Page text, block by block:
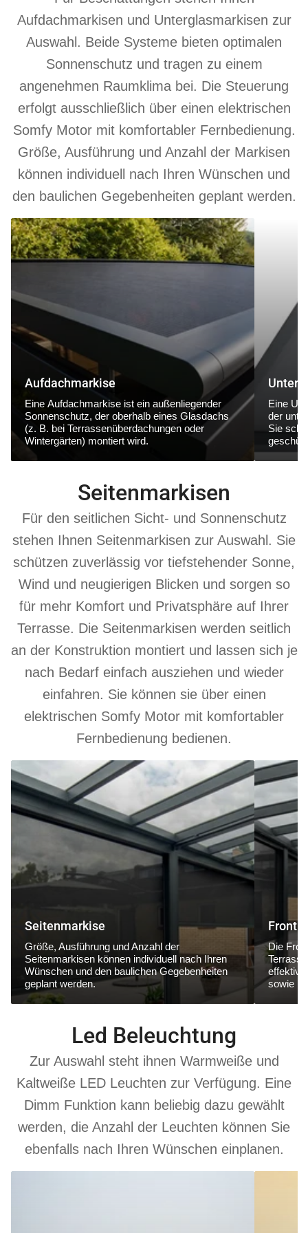
Aufdachmarkisen und Unterglasmarkisen zur
Auswahl. Beide Systeme bieten optimalen
Sonnenschutz und tragen zu einem
angenehmen Raumklima bei. Die Steuerung
erfolgt ausschließlich über einen elektrischen
Somfy Motor mit komfortabler Fernbedienung.
Größe, Ausführung und Anzahl der Markisen
können individuell nach Ihren Wünschen und
den baulichen Gegebenheiten geplant werden.
Aufdachmarkise
Aufdachmarkise
Eine Aufdachmarkise ist ein außenliegender
Sonnenschutz, der oberhalb eines Glasdachs
(z. B. bei Terrassenüberdachungen oder
Wintergärten) montiert wird.
Eine
der
Sie
Seitenmarkisen
Für den seitlichen Sicht- und Sonnenschutz
stehen Ihnen Seitenmarkisen zur Auswahl. Sie
schützen zuverlässig vor tiefstehender Sonne,
Wind und neugierigen Blicken und sorgen so
für mehr Komfort und Privatsphäre auf Ihrer
Terrasse. Die Seitenmarkisen werden seitlich
an der Konstruktion montiert und lassen sich je
nach Bedarf einfach ausziehen und wieder
einfahren. Sie können sie über einen
elektrischen Somfy Motor mit komfortabler
Fernbedienung bedienen.
Seitenmarkise
Seitenmarkise
Größe, Ausführung und Anzahl der
Seitenmarkisen können individuell nach Ihren
Wünschen und den baulichen Gegebenheiten
geplant werden.
Die
sowie
Led Beleuchtung
Zur Auswahl steht ihnen Warmweiße und
Kaltweiße LED Leuchten zur Verfügung. Eine
Dimm Funktion kann beliebig dazu gewählt
werden, die Anzahl der Leuchten können Sie
ebenfalls nach Ihren Wünschen einplanen.